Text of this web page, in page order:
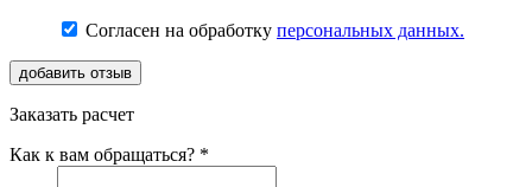
Согласен на обработку персональных данных.
Заказать расчет
Как к вам обращаться? *